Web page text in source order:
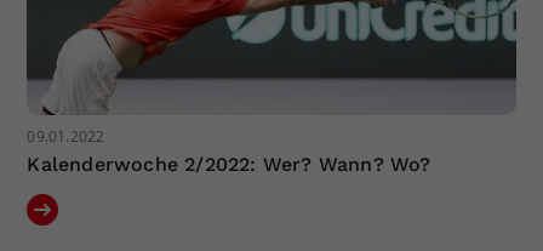
09.01.2022
Kalenderwoche 2/2022: Wer? Wann? Wo?